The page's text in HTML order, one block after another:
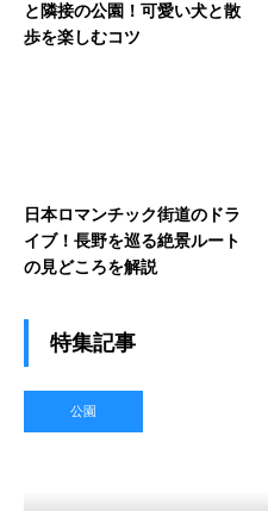
と隣接の公園！可愛い犬と散
歩を楽しむコツ
日本ロマンチック街道のドラ
イブ！長野を巡る絶景ルート
の見どころを解説
特集記事
公園